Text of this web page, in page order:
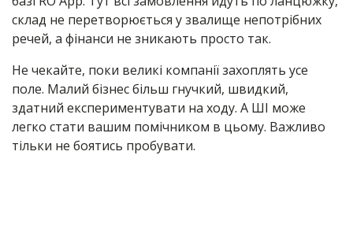
склад не перетворюється у звалище непотрібних
речей, а фінанси не зникають просто так.
Не чекайте, поки великі компанії захоплять усе
поле. Малий бізнес більш гнучкий, швидкий,
здатний експериментувати на ходу. А ШІ може
легко стати вашим помічником в цьому. Важливо
тільки не боятись пробувати.